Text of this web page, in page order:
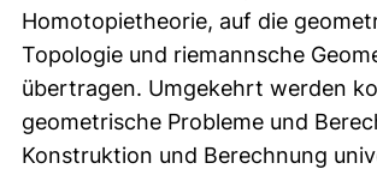
Homotopietheorie, auf die
Topologie und riemannsche
übertragen. Umgekehrt werden
geometrische Probleme und
Konstruktion und Berechnung